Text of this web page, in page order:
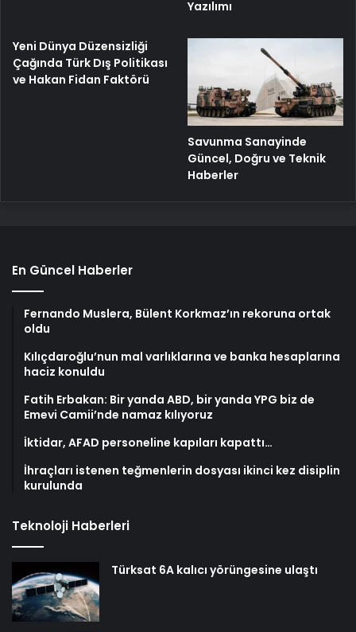
Yazılımı
Yeni Dünya Düzensizliği
Çağında Türk Dış Politikası
ve Hakan Fidan Faktörü
Savunma Sanayinde
Güncel, Doğru ve Teknik
Haberler
En Güncel Haberler
Fernando Muslera, Bülent Korkmaz’ın rekoruna ortak
oldu
Kılıçdaroğlu’nun mal varlıklarına ve banka hesaplarına
haciz konuldu
Fatih Erbakan: Bir yanda ABD, bir yanda YPG biz de
Emevi Camii’nde namaz kılıyoruz
İktidar, AFAD personeline kapıları kapattı…
İhraçları istenen teğmenlerin dosyası ikinci kez disiplin
kurulunda
Teknoloji Haberleri
Türksat 6A kalıcı yörüngesine ulaştı